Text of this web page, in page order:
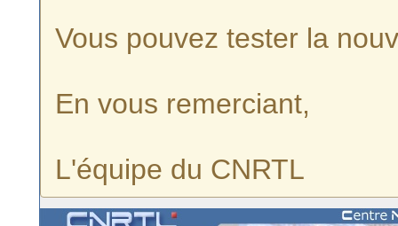
Vous pouvez tester la
En vous remerciant,
L'équipe du CNRTL